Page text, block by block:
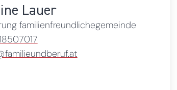
Lauer
familienfreundlichegemeinde